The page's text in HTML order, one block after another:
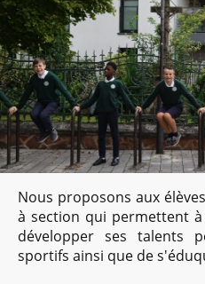
Nous proposons aux
à section qui permettent à
développer ses talents
sportifs ainsi que de